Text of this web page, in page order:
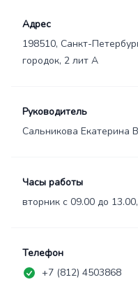
Адрес
198510, Санкт-
городок, 2 лит А
Руководитель
Сальникова Екатерина
Часы работы
вторник с 09.00 до
Телефон
+7 (812) 4503868